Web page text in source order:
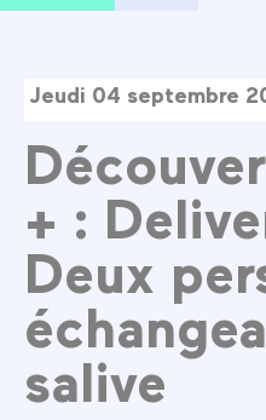
Jeudi 04 septembre
+ :
Deux
salive